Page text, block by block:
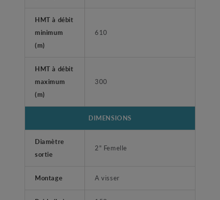
HMT à débit
minimum
(m)
610
HMT à débit
maximum
(m)
300
DIMENSIONS
Diamètre
sortie
2" Femelle
Montage A visser